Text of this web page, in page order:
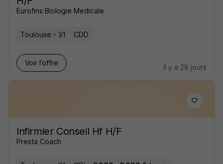
Eurofins Biologie Medicale
Toulouse - 31 CDD
Voir l’offre
il y a 28 jours
Infirmier Conseil Hf H/F
Presta Coach